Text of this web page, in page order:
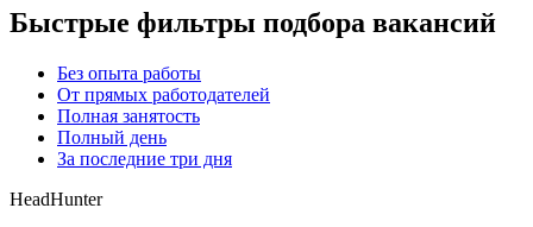
Быстрые фильтры подбора вакансий
Без опыта работы
От прямых работодателей
Полная занятость
Полный день
За последние три дня
HeadHunter